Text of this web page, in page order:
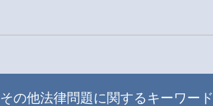
その他法律問題に関するキーワード